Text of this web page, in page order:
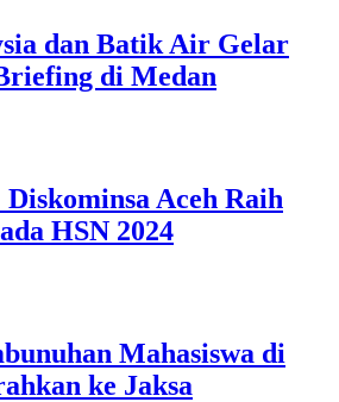
dan Batik Air Gelar
di Medan
Aceh Raih
HSN 2024
Mahasiswa di
ke Jaksa